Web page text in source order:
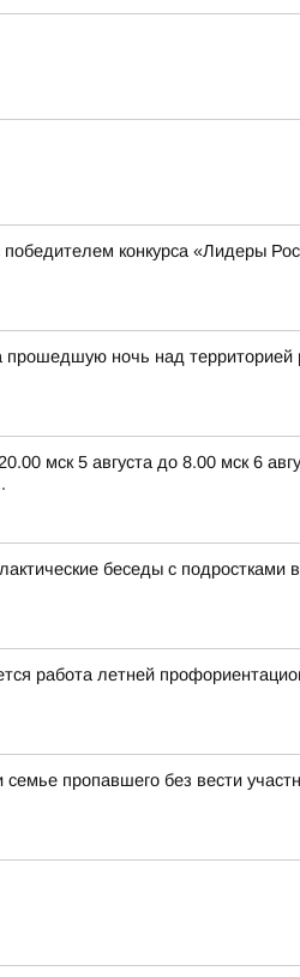
конкурса «Лидеры
ночь над
мск 5 августа до 8.00 мск 6
беседы с подростками в
работа летней
пропавшего без вести